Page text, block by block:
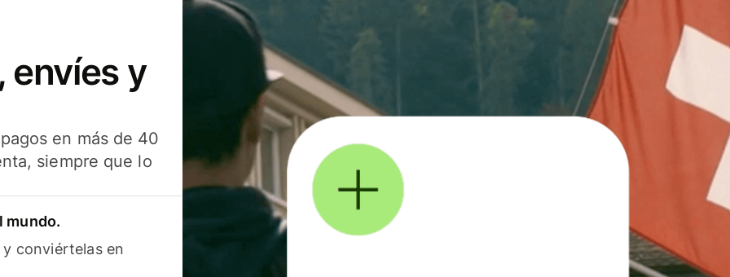
envíes y
en más de 40
siempre que lo
mundo.
conviértelas en